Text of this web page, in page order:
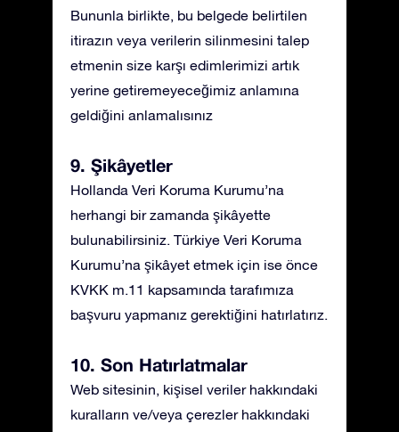
Bununla birlikte, bu belgede belirtilen
itirazın veya verilerin silinmesini talep
etmenin size karşı edimlerimizi artık
yerine getiremeyeceğimiz anlamına
geldiğini anlamalısınız
9. Şikâyetler
Hollanda Veri Koruma Kurumu’na
herhangi bir zamanda şikâyette
bulunabilirsiniz. Türkiye Veri Koruma
Kurumu’na şikâyet etmek için ise önce
KVKK m.11 kapsamında tarafımıza
başvuru yapmanız gerektiğini hatırlatırız.
10. Son Hatırlatmalar
Web sitesinin, kişisel veriler hakkındaki
kuralların ve/veya çerezler hakkındaki